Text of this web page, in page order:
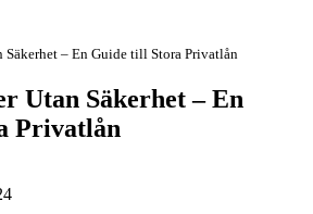
– En Guide till Stora Privatlån
Utan Säkerhet – En
Privatlån